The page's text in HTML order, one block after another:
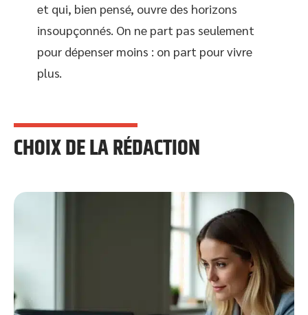
et qui, bien pensé, ouvre des horizons
insoupçonnés. On ne part pas seulement
pour dépenser moins : on part pour vivre
plus.
CHOIX DE LA RÉDACTION